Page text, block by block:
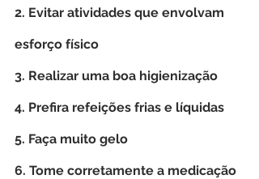
2. Evitar atividades que envolvam
esforço físico
3. Realizar uma boa higienização
4. Prefira refeições frias e líquidas
5. Faça muito gelo
6. Tome corretamente a medicação